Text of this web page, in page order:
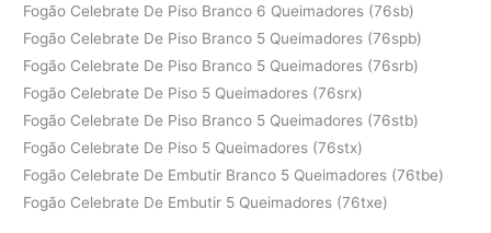
Fogão Celebrate De Piso Branco 6 Queimadores (76sb)
Fogão Celebrate De Piso Branco 5 Queimadores (76spb)
Fogão Celebrate De Piso Branco 5 Queimadores (76srb)
Fogão Celebrate De Piso 5 Queimadores (76srx)
Fogão Celebrate De Piso Branco 5 Queimadores (76stb)
Fogão Celebrate De Piso 5 Queimadores (76stx)
Fogão Celebrate De Embutir Branco 5 Queimadores (76tbe)
Fogão Celebrate De Embutir 5 Queimadores (76txe)